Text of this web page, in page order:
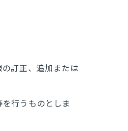
訂正、追加または
行うものとしま